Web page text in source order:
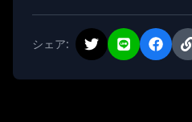
シェア: